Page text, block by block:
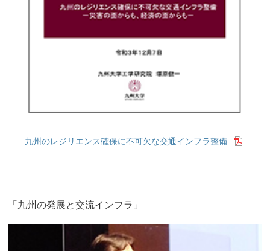
九州のレジリエンス確保に不可欠な交通インフラ整備
「九州の発展と交流インフラ」